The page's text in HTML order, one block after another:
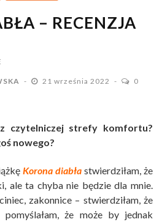
– RECENZJA
21 września 2022 0
czytelniczej strefy komfortu?
nowego?
Korona diabła stwierdziłam, że
ale ta chyba nie będzie dla mnie.
zakonnice – stwierdziłam, że
że może by jednak